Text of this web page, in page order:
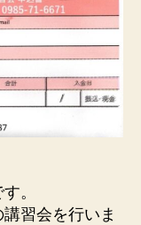
。
習会を行いま